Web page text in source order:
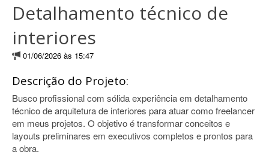
Detalhamento técnico de
interiores
01/06/2026 às 15:47
Descrição do Projeto:
Busco profissional com sólida experiência em detalhamento
técnico de arquitetura de interiores para atuar como freelancer
em meus projetos. O objetivo é transformar conceitos e
layouts preliminares em executivos completos e prontos para
a obra.